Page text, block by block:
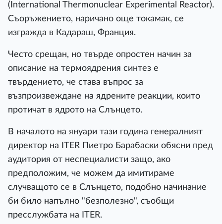
(International Thermonuclear Experimental Reactor).
Съоръжението, наричано още токамак, се
изгражда в Кадараш, Франция.
Често срещан, но твърде опростен начин за
описание на термоядрения синтез е
твърдението, че става въпрос за
възпроизвеждане на ядрените реакции, които
протичат в ядрото на Слънцето.
В началото на януари тази година генералният
директор на ITER Пиетро Барабаски обясни пред
аудитория от неспециалисти защо, ако
предположим, че можем да имитираме
случващото се в Слънцето, подобно начинание
би било напълно "безполезно", съобщи
пресслужбата на ITER.